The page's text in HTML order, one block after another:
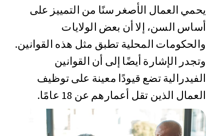
يحمي العمال الأصغر سنًا من التمييز على
أساس السن، إلا أن بعض الولايات
والحكومات المحلية تطبق مثل هذه القوانين.
وتجدر الإشارة أيضًا إلى أن القوانين
الفيدرالية تضع قيودًا معينة على توظيف
العمال الذين تقل أعمارهم عن 18 عامًا.